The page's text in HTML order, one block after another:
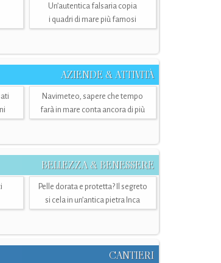
Un’autentica falsaria copia
i quadri di mare più famosi
AZIENDE & ATTIVITÀ
Navimeteo, sapere che tempo
farà in mare conta ancora di più
BELLEZZA & BENESSERE
Pelle dorata e protetta? Il segreto
si cela in un’antica pietra Inca
CANTIERI